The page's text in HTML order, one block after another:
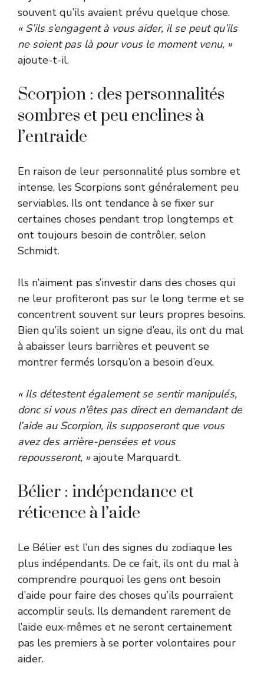
souvent qu’ils avaient prévu quelque chose.
« S’ils s’engagent à vous aider, il se peut qu’ils
ne soient pas là pour vous le moment venu, »
ajoute-t-il.
Scorpion : des personnalités
sombres et peu enclines à
l’entraide
En raison de leur personnalité plus sombre et
intense, les Scorpions sont généralement peu
serviables. Ils ont tendance à se fixer sur
certaines choses pendant trop longtemps et
ont toujours besoin de contrôler, selon
Schmidt.
Ils n’aiment pas s’investir dans des choses qui
ne leur profiteront pas sur le long terme et se
concentrent souvent sur leurs propres besoins.
Bien qu’ils soient un signe d’eau, ils ont du mal
à abaisser leurs barrières et peuvent se
montrer fermés lorsqu’on a besoin d’eux.
« Ils détestent également se sentir manipulés,
donc si vous n’êtes pas direct en demandant de
l’aide au Scorpion, ils supposeront que vous
avez des arrière-pensées et vous
repousseront, » ajoute Marquardt.
Bélier : indépendance et
réticence à l’aide
Le Bélier est l’un des signes du zodiaque les
plus indépendants. De ce fait, ils ont du mal à
comprendre pourquoi les gens ont besoin
d’aide pour faire des choses qu’ils pourraient
accomplir seuls. Ils demandent rarement de
l’aide eux-mêmes et ne seront certainement
pas les premiers à se porter volontaires pour
aider.